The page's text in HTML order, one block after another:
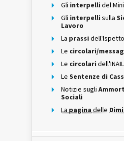
Gli interpelli del
Gli interpelli sulla
Lavoro
La prassi
Le circolari/
Le circolari dell'INAIL
Le Sentenze di
Notizie sugli
Sociali
La pagina delle